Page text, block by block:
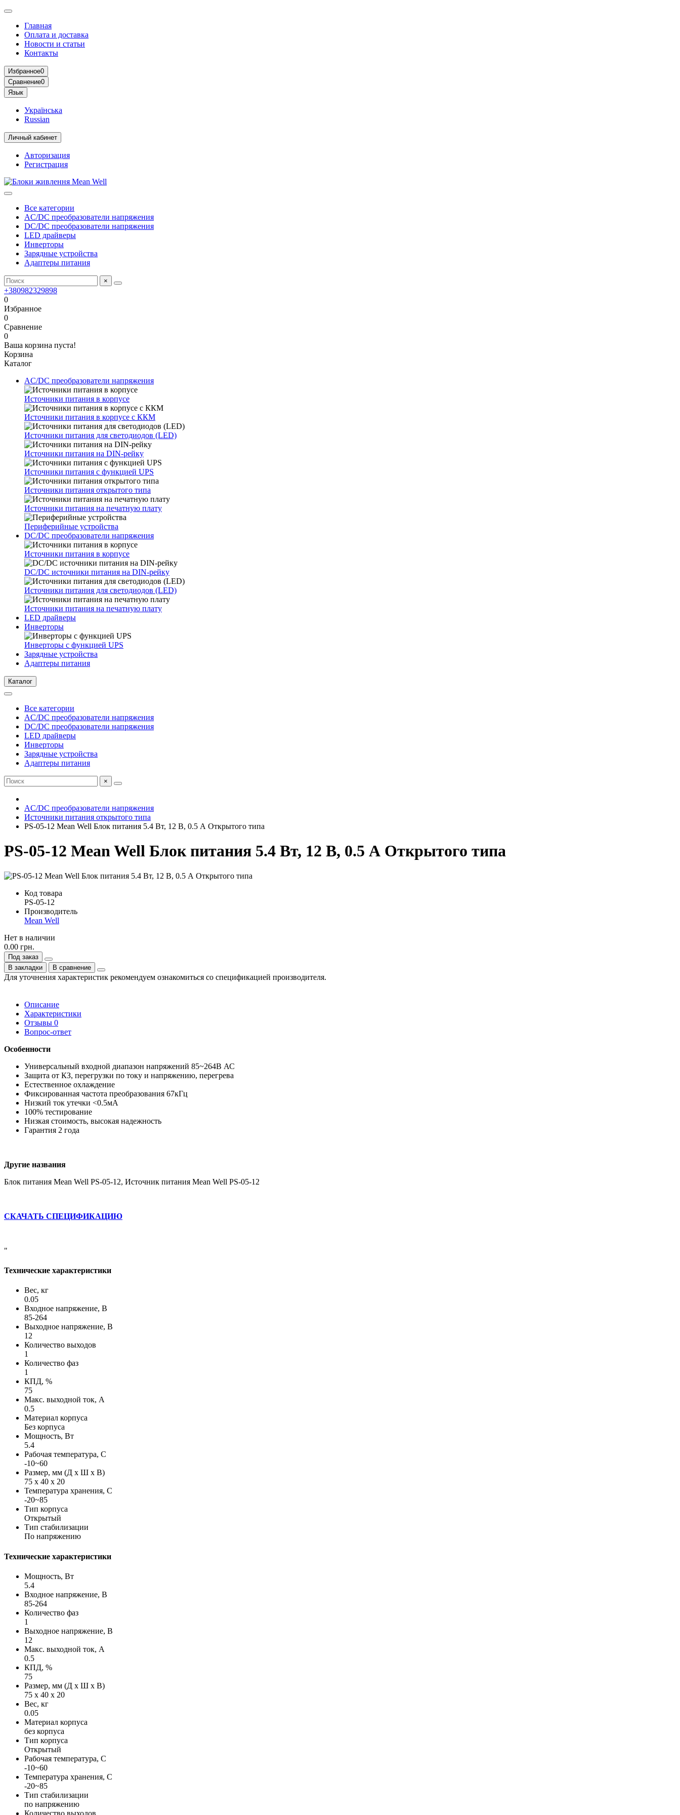
Главная
Оплата и доставка
Новости и статьи
Контакты
Избранное0
Сравнение0
Язык
Українська
Russian
Личный кабинет
Авторизация
Регистрация
Все категории
AC/DC преобразователи напряжения
DC/DC преобразователи напряжения
LED драйверы
Инверторы
Зарядные устройства
Адаптеры питания
×
+380982329898
0
Избранное
0
Сравнение
0
Ваша корзина пуста!
Корзина
Каталог
AC/DC преобразователи напряжения
Источники питания в корпусе
Источники питания в корпусе с ККМ
Источники питания для светодиодов (LED)
Источники питания на DIN-рейку
Источники питания с функцией UPS
Источники питания открытого типа
Источники питания на печатную плату
Периферийные устройства
DC/DC преобразователи напряжения
Источники питания в корпусе
DC/DC источники питания на DIN-рейку
Источники питания для светодиодов (LED)
Источники питания на печатную плату
LED драйверы
Инверторы
Инверторы с функцией UPS
Зарядные устройства
Адаптеры питания
Каталог
Все категории
AC/DC преобразователи напряжения
DC/DC преобразователи напряжения
LED драйверы
Инверторы
Зарядные устройства
Адаптеры питания
×
AC/DC преобразователи напряжения
Источники питания открытого типа
PS-05-12 Mean Well Блок питания 5.4 Вт, 12 В, 0.5 А Открытого типа
PS-05-12 Mean Well Блок питания 5.4 Вт, 12 В, 0.5 А Открытого типа
Код товара
PS-05-12
Производитель
Mean Well
Нет в наличии
0.00 грн.
Под заказ
В закладки
В сравнение
Для уточнения характеристик рекомендуем ознакомиться со спецификацией производителя.
Описание
Характеристики
Отзывы 0
Вопрос-ответ
Особенности
Универсальный входной диапазон напряжений 85~264В АС
Защита от КЗ, перегрузки по току и напряжению, перегрева
Естественное охлаждение
Фиксированная частота преобразования 67кГц
Низкий ток утечки <0.5мА
100% тестирование
Низкая стоимость, высокая надежность
Гарантия 2 года
Другие названия
Блок питания Mean Well PS-05-12, Источник питания Mean Well PS-05-12
СКАЧАТЬ СПЕЦИФИКАЦИЮ
"
Технические характеристики
Вес, кг
0.05
Входное напряжение, В
85-264
Выходное напряжение, В
12
Количество выходов
1
Количество фаз
1
КПД, %
75
Макс. выходной ток, А
0.5
Материал корпуса
Без корпуса
Мощность, Вт
5.4
Рабочая температура, С
-10~60
Размер, мм (Д х Ш х В)
75 х 40 х 20
Температура хранения, С
-20~85
Тип корпуса
Открытый
Тип стабилизации
По напряжению
Технические характеристики
Мощность, Вт
5.4
Входное напряжение, В
85-264
Количество фаз
1
Выходное напряжение, В
12
Макс. выходной ток, А
0.5
КПД, %
75
Размер, мм (Д х Ш х В)
75 х 40 х 20
Вес, кг
0.05
Материал корпуса
без корпуса
Тип корпуса
Открытый
Рабочая температура, С
-10~60
Температура хранения, С
-20~85
Тип стабилизации
по напряжению
Количество выходов